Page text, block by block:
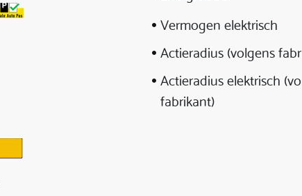
Vermogen elektrisch
Actieradius (volgens
Actieradius elektrisch
fabrikant)